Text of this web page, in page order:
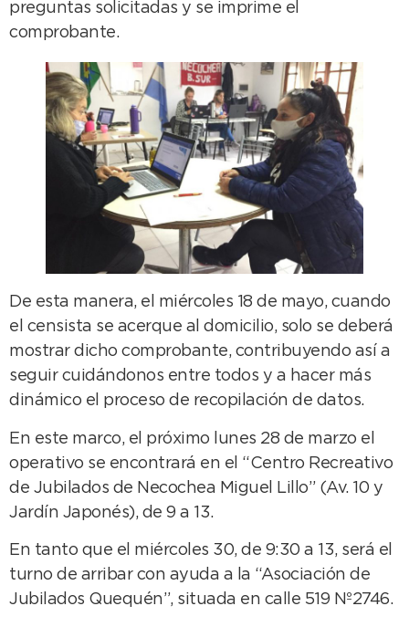
preguntas solicitadas y se imprime el
comprobante.
De esta manera, el miércoles 18 de mayo, cuando
el censista se acerque al domicilio, solo se deberá
mostrar dicho comprobante, contribuyendo así a
seguir cuidándonos entre todos y a hacer más
dinámico el proceso de recopilación de datos.
En este marco, el próximo lunes 28 de marzo el
operativo se encontrará en el “Centro Recreativo
de Jubilados de Necochea Miguel Lillo” (Av. 10 y
Jardín Japonés), de 9 a 13.
En tanto que el miércoles 30, de 9:30 a 13, será el
turno de arribar con ayuda a la “Asociación de
Jubilados Quequén”, situada en calle 519 Nº2746.